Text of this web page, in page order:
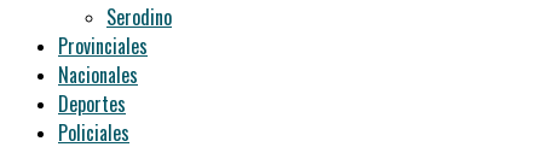
Serodino
Provinciales
Nacionales
Deportes
Policiales